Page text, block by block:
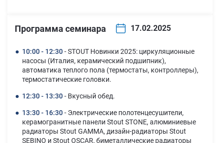
Программа семинара 17.02.2025
10:00 - 12:30- STOUT Новинки 2025: циркуляционные
насосы (Италия, керамический подшипник),
автоматика теплого пола (термостаты, контроллеры),
термостатические головки.
12:30 - 13:30- Вкусный обед.
13:30 - 16:30- Электрические полотенцесушители,
керамогранитные панели Stout STONE, алюминиевые
радиаторы Stout GAMМА, дизайн-радиаторы Stout
SEBINO и Stout OSCAR, биметаллические радиаторы